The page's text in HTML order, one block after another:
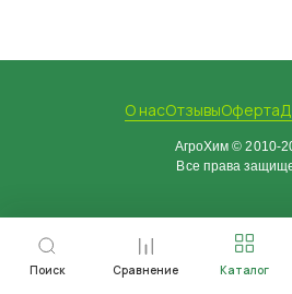
Поиск Сравнение Каталог
О насОтзывыОферта
АгроХим © 2010-
Все права